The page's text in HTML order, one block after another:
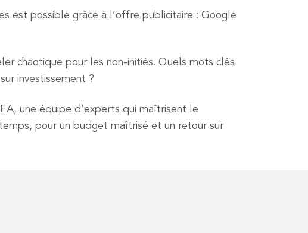
est possible grâce à l’offre publicitaire : Google
chaotique pour les non-initiés. Quels mots clés
investissement ?
une équipe d’experts qui maîtrisent le
pour un budget maîtrisé et un retour sur